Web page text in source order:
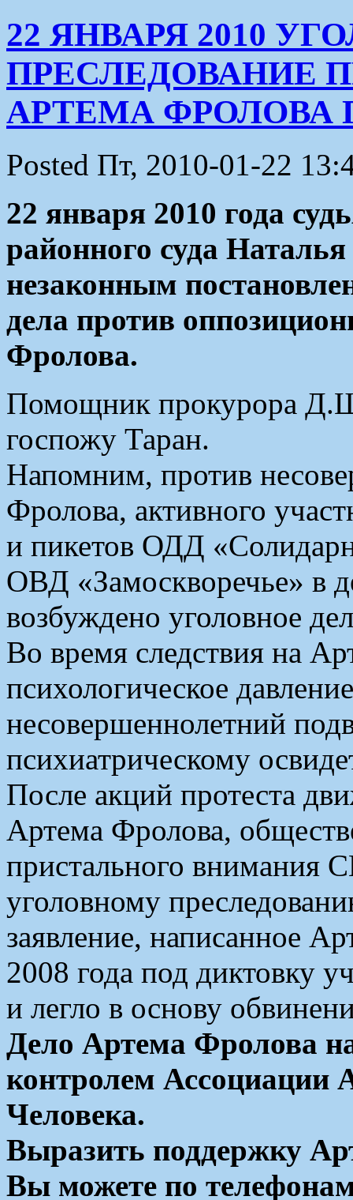
22 ЯНВАРЯ 2010
ПРЕСЛЕДОВАНИЕ
АРТЕМА ФРОЛОВА
Posted Пт, 2010-01-22
22 января 2010 года
районного суда
незаконным
дела против
Фролова.
Помощник прокурора
госпожу Таран.
Напомним, против
Фролова, активного
и пикетов ОДД
ОВД «Замоскворечье» в
возбуждено уголовное
Во время следствия на
психологическое
несовершеннолетний
психиатрическому
После акций протеста
Артема Фролова,
пристального внимания
уголовному
заявление, написанное
2008 года под диктовку
и легло в основу
Дело Артема Фролова
контролем Ассоциации
Человека.
Выразить поддержку
Вы можете по